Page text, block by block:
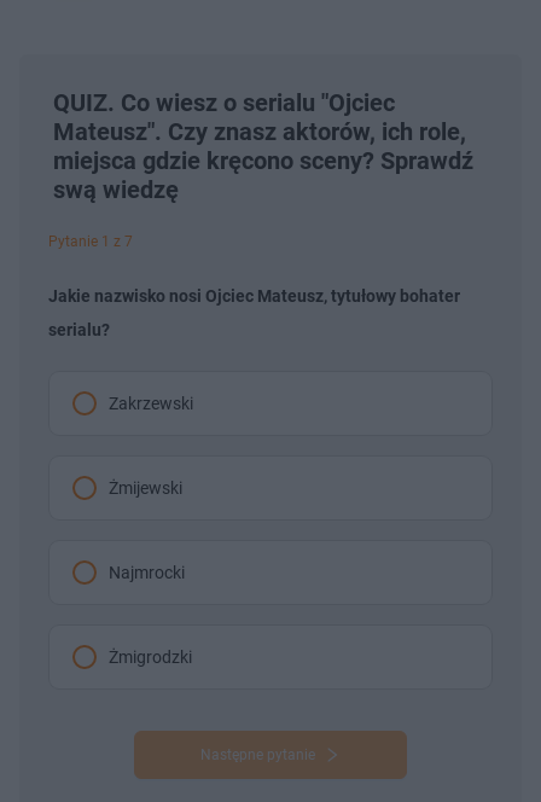
QUIZ. Co wiesz o serialu "Ojciec
Mateusz". Czy znasz aktorów, ich role,
miejsca gdzie kręcono sceny? Sprawdź
swą wiedzę
Pytanie 1 z 7
Jakie nazwisko nosi Ojciec Mateusz, tytułowy bohater
serialu?
Zakrzewski
Żmijewski
Najmrocki
Żmigrodzki
Następne pytanie